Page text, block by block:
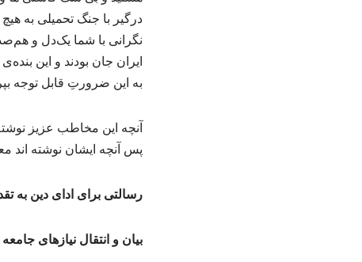
درگیر با جنگ تحمیلی به
نگرانی با شما یک‌دل و
ایران جان بودند و این
به این ضرورتِ قابل توجه
آنچه این مخاطب عزیز
پس آنچه ایشان نوشته اند
رسالتی برای ادای دین به
بیان و انتقال نیازهای